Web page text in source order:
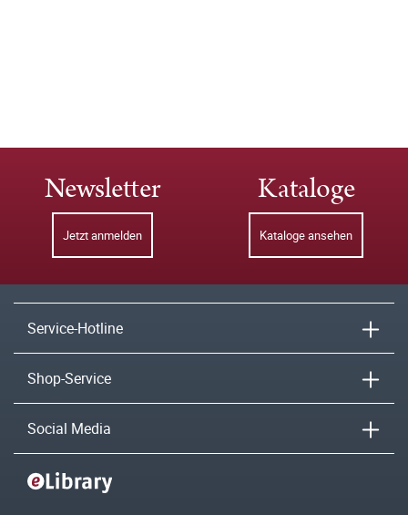
Newsletter
Jetzt anmelden
Kataloge
Kataloge ansehen
Service-Hotline
Shop-Service
Social Media